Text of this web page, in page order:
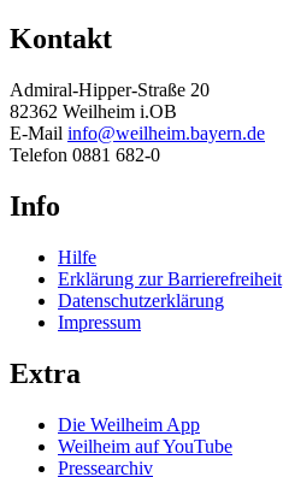
Kontakt
Admiral-Hipper-Straße 20
82362 Weilheim i.OB
E-Mail info@weilheim.bayern.de
Telefon 0881 682-0
Info
Hilfe
Erklärung zur Barrierefreiheit
Datenschutzerklärung
Impressum
Extra
Die Weilheim App
Weilheim auf YouTube
Pressearchiv